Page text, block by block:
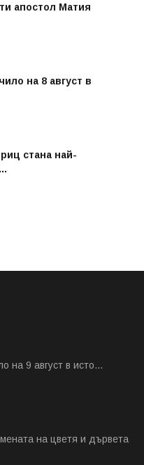
апостол Матия
на 8 август в
стана най-
на 9 август в исто...
на цветя и дървета